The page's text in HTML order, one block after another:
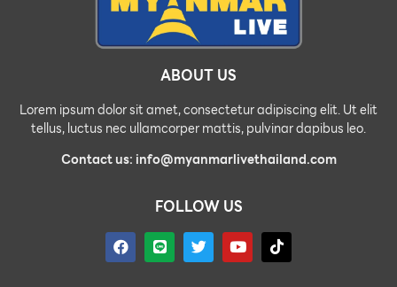
ABOUT US
Lorem ipsum dolor sit amet, consectetur adipiscing elit. Ut elit
tellus, luctus nec ullamcorper mattis, pulvinar dapibus leo.
Contact us: info@myanmarlivethailand.com
FOLLOW US